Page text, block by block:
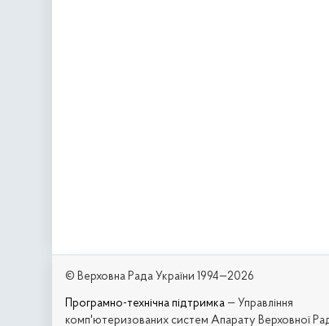
© Верховна Рада України 1994—2026
Програмно-технічна підтримка — Управління
комп'ютеризованих систем Апарату Верховної